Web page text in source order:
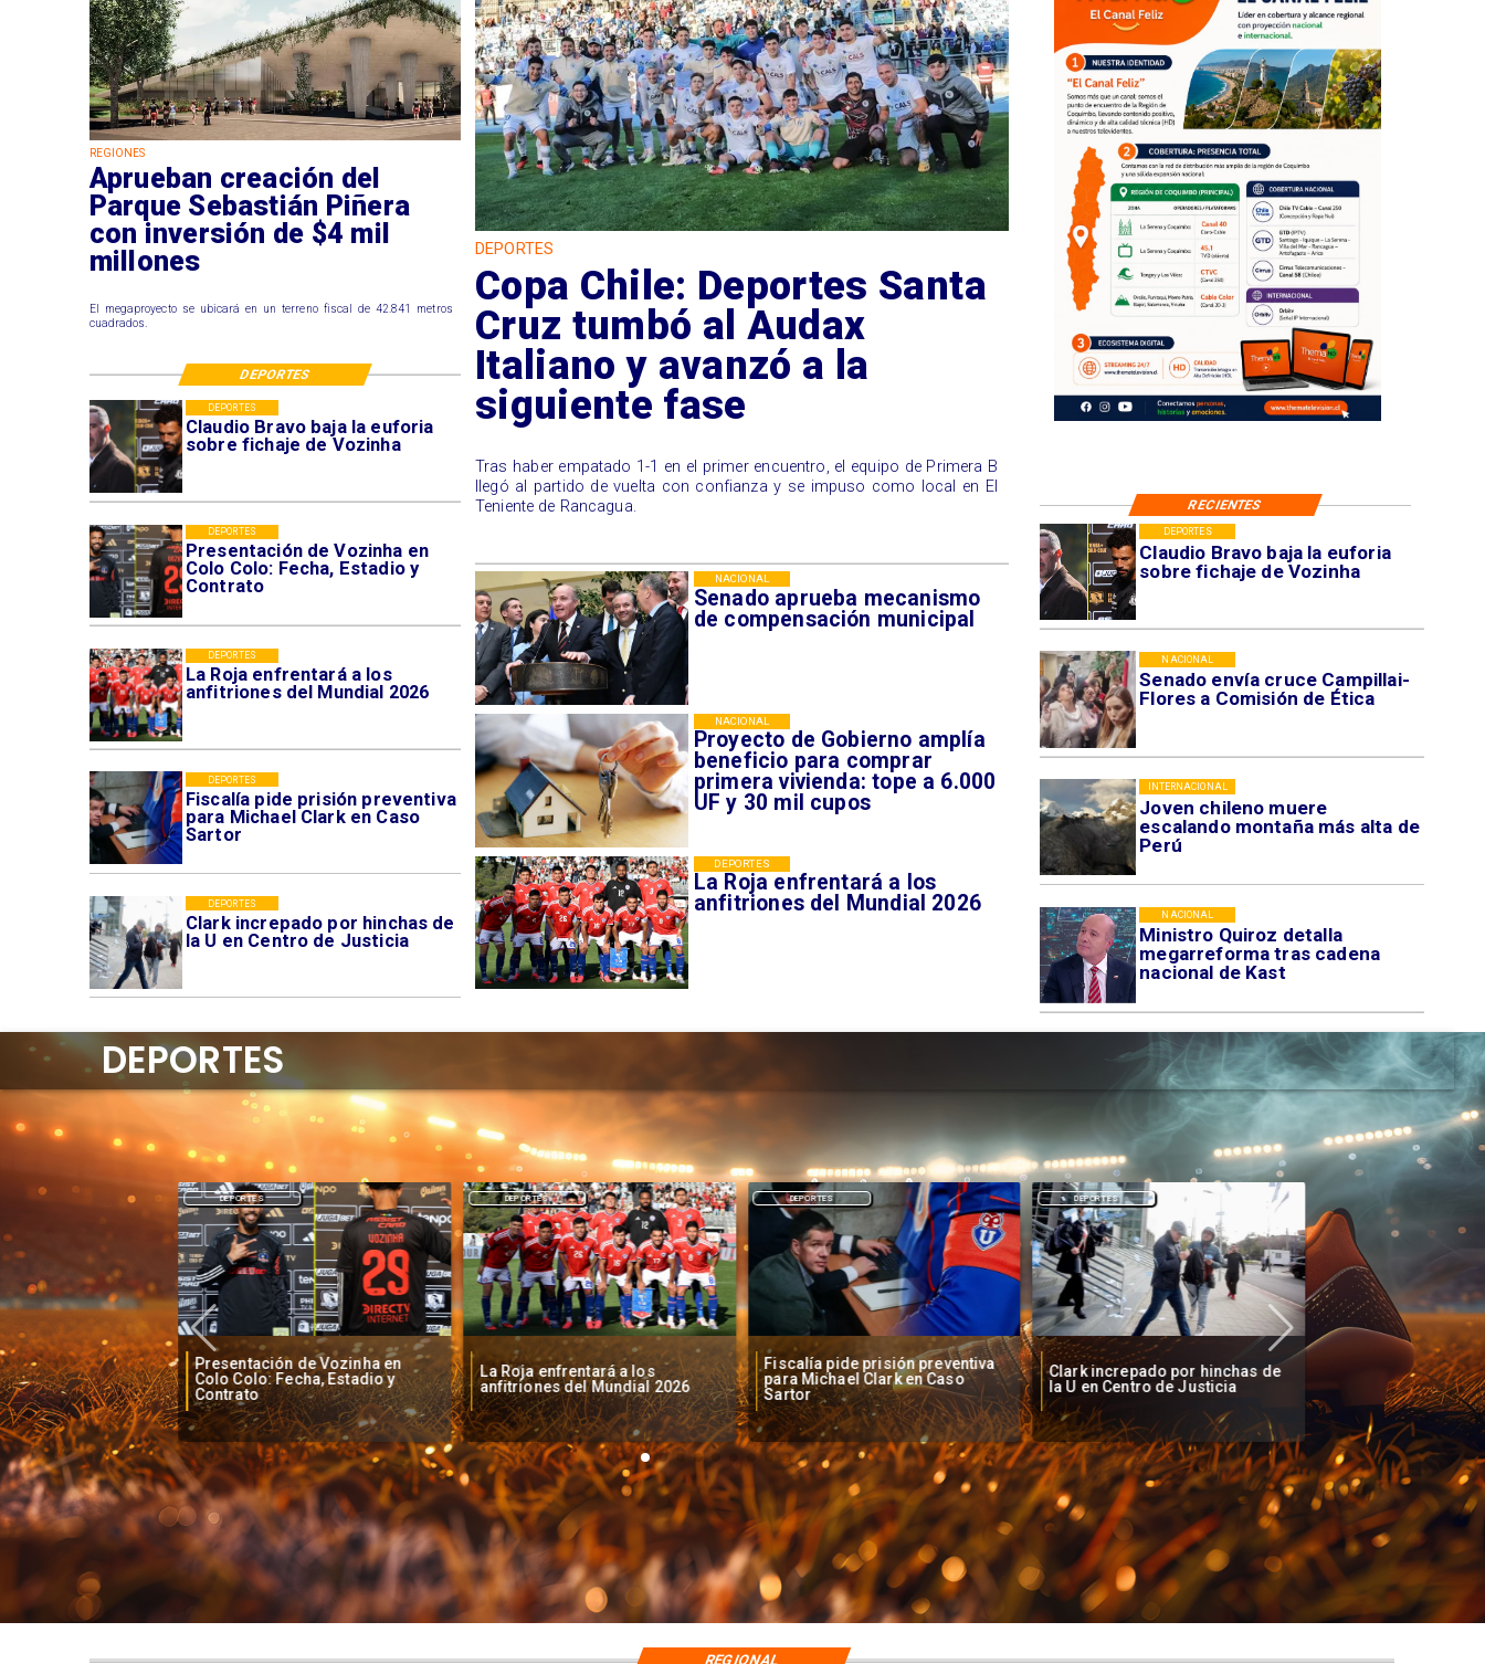
Claudio Bravo baja la euforia
sobre fichaje de Vozinha
DEPORTES
Senado envía cruce Campillai-
Flores a Comisión de Ética
NACIONAL
Joven chileno muere
escalando montaña más alta de
Perú
INTERNACIONAL
Ministro Quiroz detalla
megarreforma tras cadena
nacional de Kast
NACIONAL
Claudio Bravo baja la euforia
sobre fichaje de Vozinha
DEPORTES
Presentación de Vozinha en
Colo Colo: Fecha, Estadio y
Contrato
DEPORTES
La Roja enfrentará a los
anfitriones del Mundial 2026
DEPORTES
Fiscalía pide prisión preventiva
para Michael Clark en Caso
Sartor
DEPORTES
Clark increpado por hinchas de
la U en Centro de Justicia
DEPORTES
Senado aprueba mecanismo
de compensación municipal
NACIONAL
Proyecto de Gobierno amplía
beneficio para comprar
primera vivienda: tope a 6.000
UF y 30 mil cupos
NACIONAL
La Roja enfrentará a los
anfitriones del Mundial 2026
DEPORTES
REGIONES
Aprueban creación del
Parque Sebastián Piñera
con inversión de $4 mil
millones
El megaproyecto se ubicará en un terreno fiscal de 42.841 metros
cuadrados.
DEPORTES
Copa Chile: Deportes Santa
Cruz tumbó al Audax
Italiano y avanzó a la
siguiente fase
​Tras haber empatado 1-1 en el primer encuentro, el equipo de Primera B
llegó al partido de vuelta con confianza y se impuso como local en El
Teniente de Rancagua.
RECIENTES
DEPORTES
baja la euforia
de Vozinha
Presentación de Vozinha en
Colo Colo: Fecha, Estadio y
Contrato
DEPORTES
La Roja enfrentará a los
anfitriones del Mundial 2026
DEPORTES
Fiscalía pide prisión preventiva
para Michael Clark en Caso
Sartor
DEPORTES
Clark increpado por hinchas de
la U en Centro de Justicia
DEPORTES
Vozinha firma
Colo Colo como
DEPORTES
REGIONAL